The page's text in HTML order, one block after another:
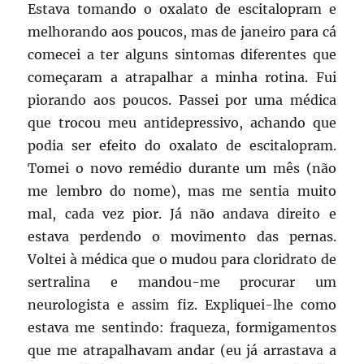
Estava tomando o oxalato de escitalopram e
melhorando aos poucos, mas de janeiro para cá
comecei a ter alguns sintomas diferentes que
começaram a atrapalhar a minha rotina. Fui
piorando aos poucos. Passei por uma médica
que trocou meu antidepressivo, achando que
podia ser efeito do oxalato de escitalopram.
Tomei o novo remédio durante um mês (não
me lembro do nome), mas me sentia muito
mal, cada vez pior. Já não andava direito e
estava perdendo o movimento das pernas.
Voltei à médica que o mudou para cloridrato de
sertralina e mandou-me procurar um
neurologista e assim fiz. Expliquei-lhe como
estava me sentindo: fraqueza, formigamentos
que me atrapalhavam andar (eu já arrastava a